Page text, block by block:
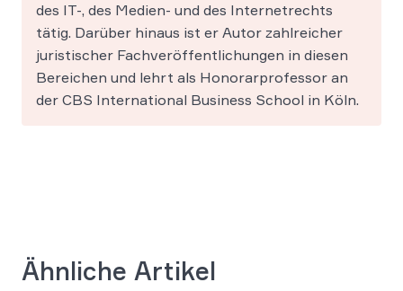
des IT-, des Medien- und des Internetrechts
tätig. Darüber hinaus ist er Autor zahlreicher
juristischer Fachveröffentlichungen in diesen
Bereichen und lehrt als Honorarprofessor an
der CBS International Business School in Köln.
Ähnliche Artikel